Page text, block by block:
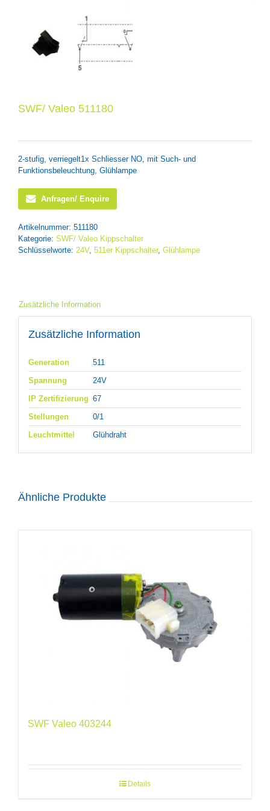
SWF/ Valeo 511180
2-stufig, verriegelt1x Schliesser NO, mit Such- und
Funktionsbeleuchtung, Glühlampe
Anfragen/ Enquire
Artikelnummer: 511180
Kategorie: SWF/ Valeo Kippschalter
Schlüsselworte: 24V, 511er Kippschalter, Glühlampe
Zusätzliche Information
Zusätzliche Information
Generation
511
Spannung
24V
IP Zertifizierung 67
Stellungen
0/1
Leuchtmittel
Glühdraht
Ähnliche Produkte
SWF Valeo 403244
Details